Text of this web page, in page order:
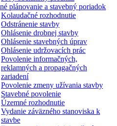
plánovanie a stavebný poriadok
Kolaudačné rozhodnutie
Odstránenie stavby
Ohlásenie drobnej stavby
Ohlásenie stavebných úprav
Ohlásenie udržovacích prác
Povolenie informačných,
reklamných a propagačných
zariadení
Povolenie zmeny užívania stavby
Stavebné povolenie
Územné rozhodnutie
Vydanie záväzného stanoviska k
stavbe